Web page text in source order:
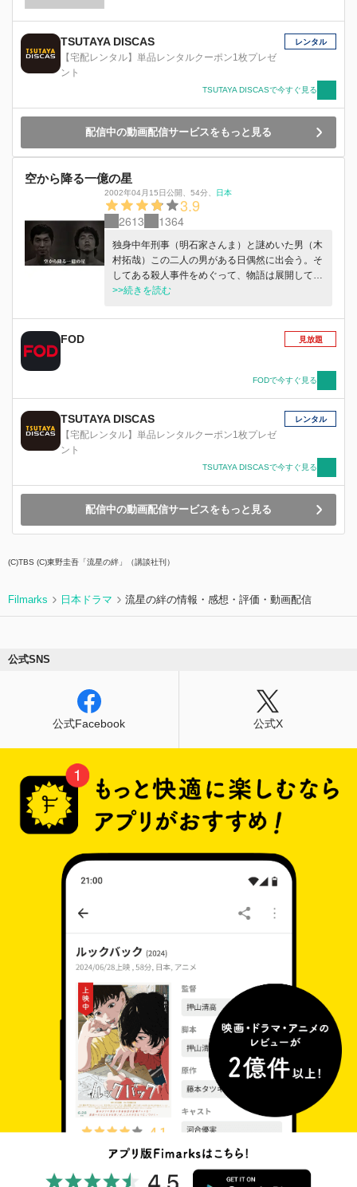
TSUTAYA DISCAS
【宅配レンタル】単品レンタルクーポン1枚プレゼ
ント
レンタル
TSUTAYA DISCASで今すぐ見る
配信中の動画配信サービスをもっと見る
空から降る一億の星
2002年04月15日公開 54分 日本
3.9
2613 1364
独身中年刑事（明石家さんま）と謎めいた男（木
村拓哉）この二人の男がある日偶然に出会う。そ
してある殺人事件をめぐって、物語は展開してい
くサスペンスドラマ
>>続きを読む
FOD 見放題
FODで今すぐ見る
TSUTAYA DISCAS
【宅配レンタル】単品レンタルクーポン1枚プレゼ
ント
レンタル
TSUTAYA DISCASで今すぐ見る
配信中の動画配信サービスをもっと見る
(C)TBS (C)東野圭吾「流星の絆」（講談社刊）
Filmarks 日本ドラマ 流星の絆の情報・感想・評価・動画配信
公式SNS
公式Facebook 公式X